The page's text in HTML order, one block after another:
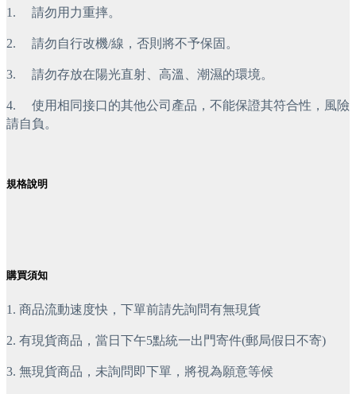
1.     請勿用力重摔。
2.     請勿自行改機/線，否則將不予保固。
3.     請勿存放在陽光直射、高溫、潮濕的環境。
4.     使用相同接口的其他公司產品，不能保證其符合性，風險
請自負。
規格說明
購買須知
1. 商品流動速度快，下單前請先詢問有無現貨
2. 有現貨商品，當日下午5點統一出門寄件(郵局假日不寄)
3. 無現貨商品，未詢問即下單，將視為願意等候